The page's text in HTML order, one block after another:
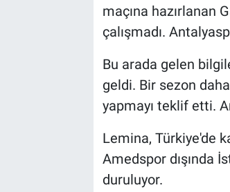
maçına hazırlanan
çalışmadı.
Bu arada gelen
geldi. Bir sezon
yapmayı teklif etti.
Lemina, Türkiye'de
Amedspor dışında
duruluyor.